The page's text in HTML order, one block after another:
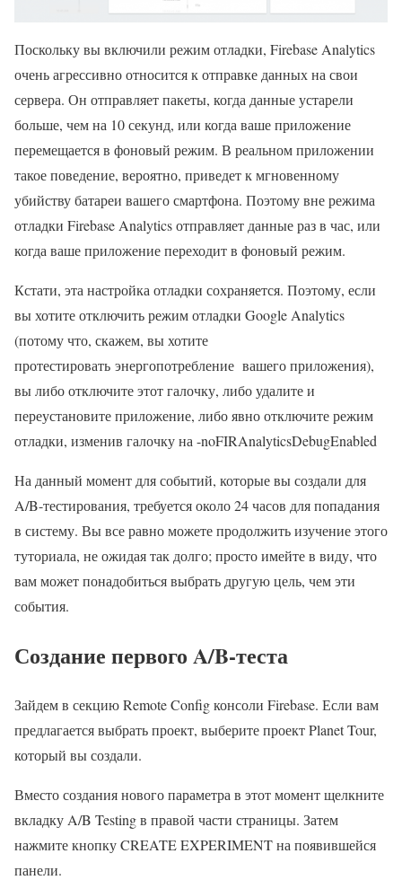
Поскольку вы включили режим отладки, Firebase Analytics
очень агрессивно относится к отправке данных на свои
сервера. Он отправляет пакеты, когда данные устарели
больше, чем на 10 секунд, или когда ваше приложение
перемещается в фоновый режим. В реальном приложении
такое поведение, вероятно, приведет к мгновенному
убийству батареи вашего смартфона. Поэтому вне режима
отладки Firebase Analytics отправляет данные раз в час, или
когда ваше приложение переходит в фоновый режим.
Кстати, эта настройка отладки сохраняется. Поэтому, если
вы хотите отключить режим отладки Google Analytics
(потому что, скажем, вы хотите
протестировать энергопотребление вашего приложения),
вы либо отключите этот галочку, либо удалите и
переустановите приложение, либо явно отключите режим
отладки, изменив галочку на -noFIRAnalyticsDebugEnabled
На данный момент для событий, которые вы создали для
A/B-тестирования, требуется около 24 часов для попадания
в систему. Вы все равно можете продолжить изучение этого
туториала, не ожидая так долго; просто имейте в виду, что
вам может понадобиться выбрать другую цель, чем эти
события.
Создание первого A/B-теста
Зайдем в секцию Remote Config консоли Firebase. Если вам
предлагается выбрать проект, выберите проект Planet Tour,
который вы создали.
Вместо создания нового параметра в этот момент щелкните
вкладку A/B Testing в правой части страницы. Затем
нажмите кнопку CREATE EXPERIMENT на появившейся
панели.